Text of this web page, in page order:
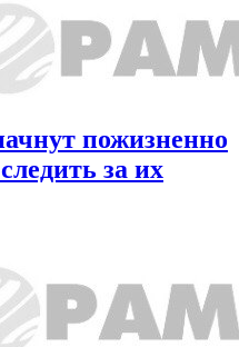
пожизненно
за их